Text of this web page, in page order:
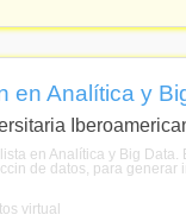
en Analítica y
en Analítica y Big
de datos, para
virtual